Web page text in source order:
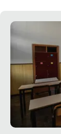
Lavoro
Ambiente
Diritti
Welfare
Italia
Internazionale
Culture